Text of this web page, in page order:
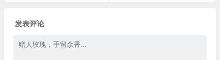
发表评论